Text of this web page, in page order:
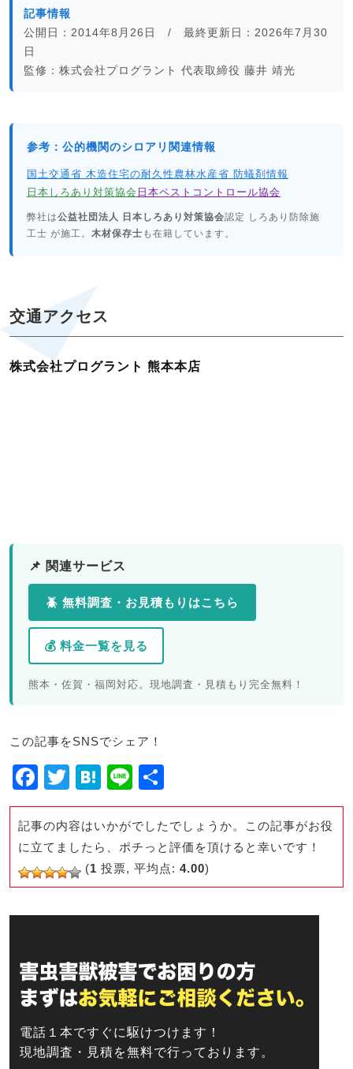
記事情報
公開日：2014年8月26日 / 最終更新日：2026年7月30
日
監修：株式会社プログラント 代表取締役 藤井 靖光
参考：公的機関のシロアリ関連情報
国土交通省 木造住宅の耐久性 農林水産省 防蟻剤情報
日本しろあり対策協会 日本ペストコントロール協会
弊社は公益社団法人 日本しろあり対策協会認定 しろあり防除施
工士 が施工。 木材保存士 も在籍しています。
交通アクセス
株式会社プログラント 熊本本店
📌 関連サービス
🪲 無料調査・お見積もりはこちら
💰 料金一覧を見る
熊本・佐賀・福岡対応。現地調査・見積もり完全無料！
この記事をSNSでシェア！
F
a
c
e
b
T
wi
tt
er
H
at
e
n
a
Li
n
e
有
記事の内容はいかがでしたでしょうか。この記事がお役
に立てましたら、ポチっと評価を頂けると幸いです！
(1 投票, 平均点: 4.00)
電話１本ですぐに駆けつけます！
現地調査・見積を無料で行っております。